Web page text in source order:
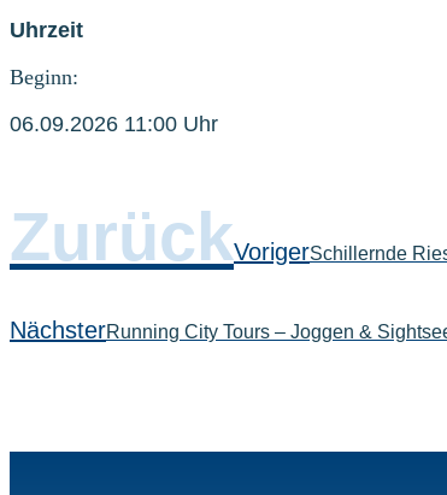
Uhrzeit
Beginn:
06.09.2026 11:00 Uhr
ZurückVorigerSchillernde
NächsterRunning City Tours – Joggen &